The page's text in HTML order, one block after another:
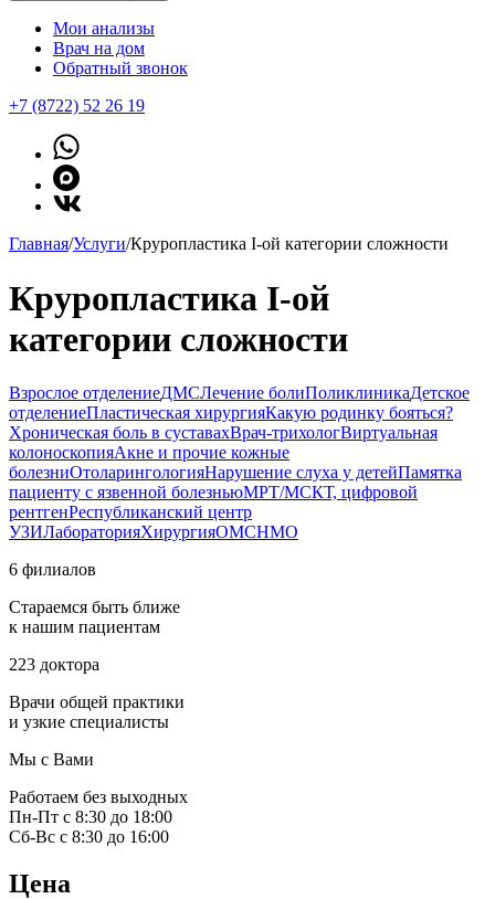
Мои анализы
Врач на дом
Обратный звонок
+7 (8722) 52 26 19
Главная/Услуги/Круропластика I-ой категории сложности
Круропластика I-ой
категории сложности
Взрослое отделениеДМСЛечение болиПоликлиникаДетское
отделениеПластическая хирургияКакую родинку бояться?
Хроническая боль в суставахВрач-трихологВиртуальная
колоноскопияАкне и прочие кожные
болезниОтоларингологияНарушение слуха у детейПамятка
пациенту с язвенной болезньюМРТ/МСКТ, цифровой
рентгенРеспубликанский центр
УЗИЛабораторияХирургияОМСНМО
6 филиалов
Стараемся быть ближе
к нашим пациентам
223 доктора
Врачи общей практики
и узкие специалисты
Мы с Вами
Работаем без выходных
Пн-Пт с 8:30 до 18:00
Сб-Вс с 8:30 до 16:00
Цена